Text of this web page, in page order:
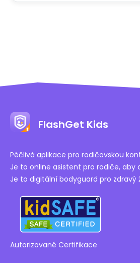
FlashGet Kids
Péčlivá aplikace pro rodičovskou
Je to online asistent pro rodiče, aby
Je to digitální bodyguard pro zdravý
Autorizované Certifikace